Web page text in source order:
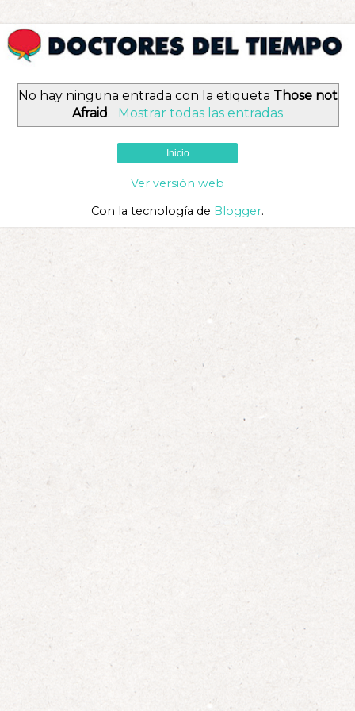
No hay ninguna entrada con la etiqueta Those not
Afraid. Mostrar todas las entradas
Inicio
Ver versión web
Con la tecnología de Blogger.